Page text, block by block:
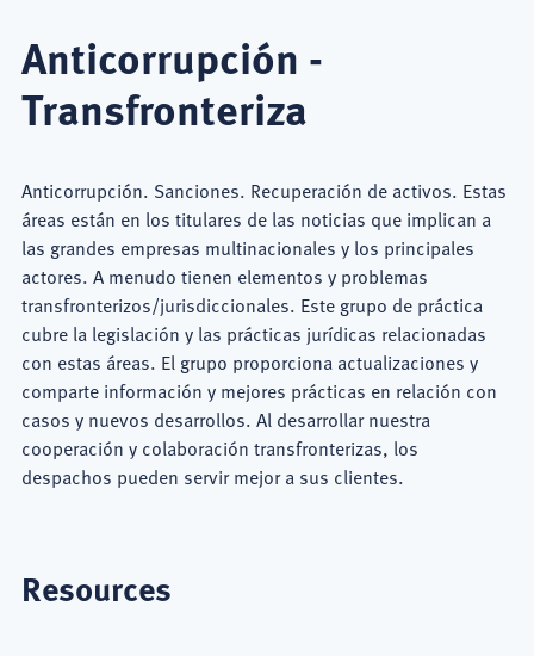
Anticorrupción -
Transfronteriza
Anticorrupción. Sanciones. Recuperación de activos. Estas
áreas están en los titulares de las noticias que implican a
las grandes empresas multinacionales y los principales
actores. A menudo tienen elementos y problemas
transfronterizos/jurisdiccionales. Este grupo de práctica
cubre la legislación y las prácticas jurídicas relacionadas
con estas áreas. El grupo proporciona actualizaciones y
comparte información y mejores prácticas en relación con
casos y nuevos desarrollos. Al desarrollar nuestra
cooperación y colaboración transfronterizas, los
despachos pueden servir mejor a sus clientes.
Resources